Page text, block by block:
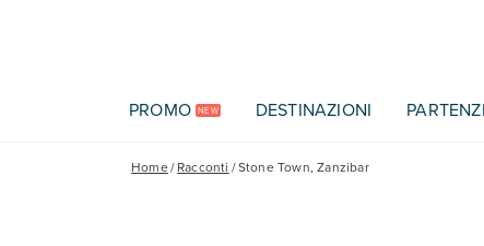
PROMO NEW DESTINAZIONI
Home/Racconti /Stone Town, Zanzibar